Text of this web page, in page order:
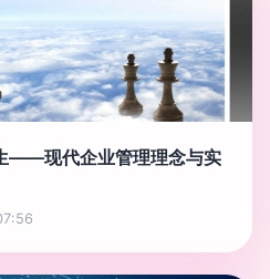
——现代企业管理理念与实